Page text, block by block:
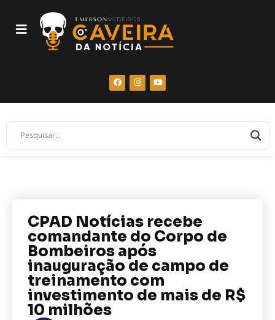
CPAD Notícias recebe
comandante do Corpo de
Bombeiros após
inauguração de campo de
treinamento com
investimento de mais de R$
10 milhões